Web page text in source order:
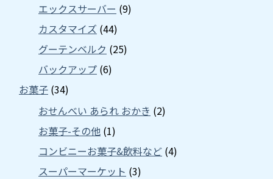
エックスサーバー (9)
カスタマイズ (44)
グーテンベルク (25)
バックアップ (6)
お菓子 (34)
おせんべい あられ おかき (2)
お菓子-その他 (1)
コンビニーお菓子&飲料など (4)
スーパーマーケット (3)